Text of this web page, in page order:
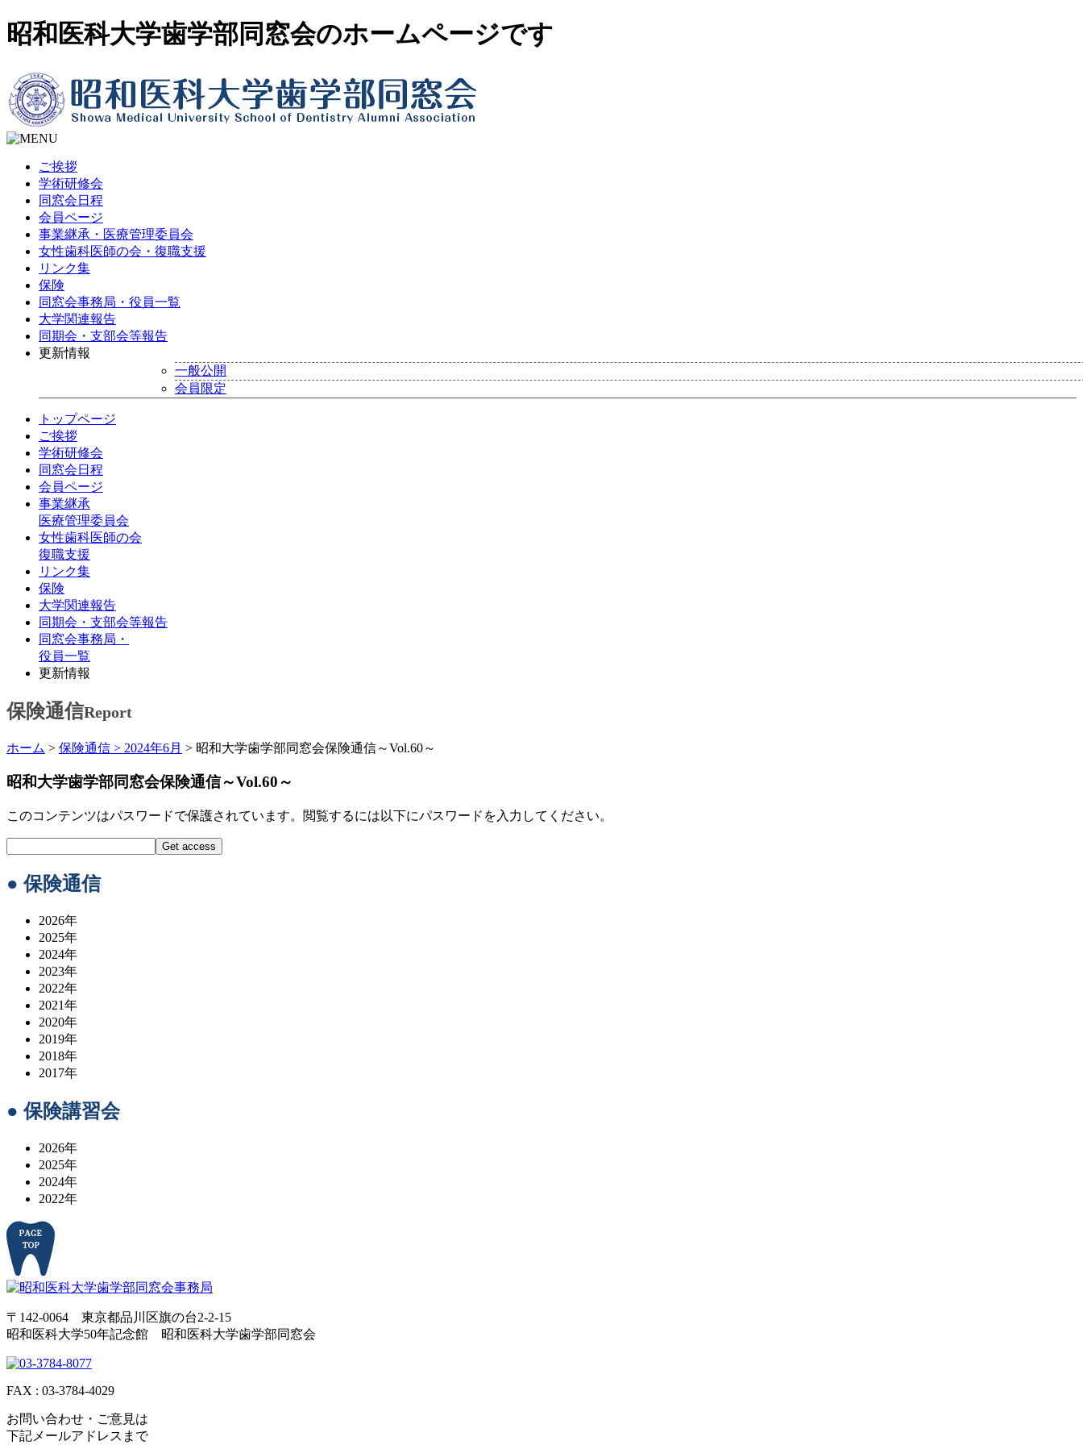
昭和医科大学歯学部同窓会のホームページです
ご挨拶
学術研修会
同窓会日程
会員ページ
事業継承・医療管理委員会
女性歯科医師の会・復職支援
リンク集
保険
同窓会事務局・役員一覧
大学関連報告
同期会・支部会等報告
更新情報
一般公開
会員限定
トップページ
ご挨拶
学術研修会
同窓会日程
会員ページ
事業継承
医療管理委員会
女性歯科医師の会
復職支援
リンク集
保険
大学関連報告
同期会・支部会等報告
同窓会事務局・
役員一覧
更新情報
保険通信Report
ホーム > 保険通信 > 2024年6月 > 昭和大学歯学部同窓会保険通信～Vol.60～
昭和大学歯学部同窓会保険通信～Vol.60～
このコンテンツはパスワードで保護されています。閲覧するには以下にパスワードを入力してください。
● 保険通信
2026年
2025年
2024年
2023年
2022年
2021年
2020年
2019年
2018年
2017年
● 保険講習会
2026年
2025年
2024年
2022年
〒142-0064 東京都品川区旗の台2-2-15
昭和医科大学50年記念館 昭和医科大学歯学部同窓会
FAX : 03-3784-4029
お問い合わせ・ご意見は
下記メールアドレスまで